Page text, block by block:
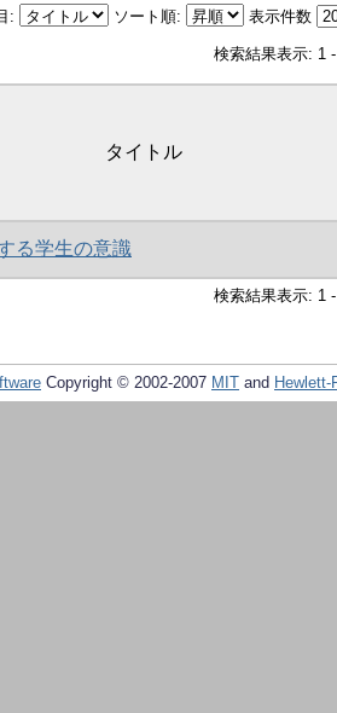
: ソート順: 表示件数
検索結果表示: 1
タイトル
る学生の意識
検索結果表示: 1
Copyright © 2002-2007 MIT and Hewlett-